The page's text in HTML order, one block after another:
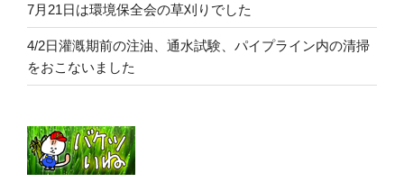
7月21日は環境保全会の草刈りでした
4/2日灌漑期前の注油、通水試験、パイプライン内の清掃
をおこないました